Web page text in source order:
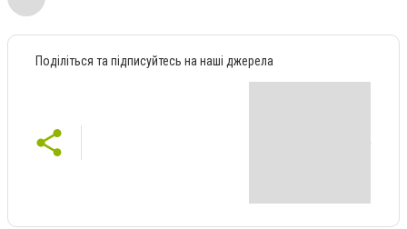
Поділіться та підписуйтесь на наші джерела